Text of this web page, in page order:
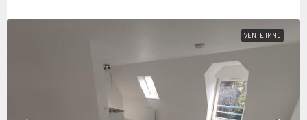
VENTE IMMO